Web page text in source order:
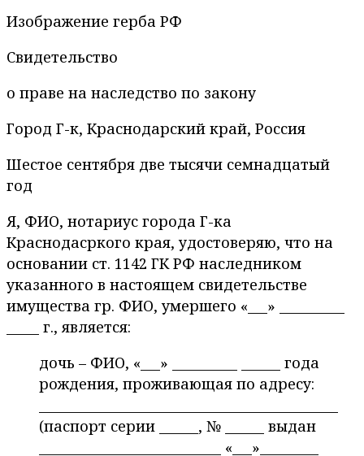
Изображение герба РФ
Свидетельство
о праве на наследство по закону
Город Г-к, Краснодарский край, Россия
Шестое сентября две тысячи семнадцатый
год
Я, ФИО, нотариус города Г-ка
Краснодасркого края, удостоверяю, что на
основании ст. 1142 ГК РФ наследником
указанного в настоящем свидетельстве
имущества гр. ФИО, умершего «___» __________
_____ г., является:
дочь – ФИО, «___» __________ ______ года
рождения, проживающая по адресу:
(паспорт серии ______, № ______ выдан
____________________________ «___»_________